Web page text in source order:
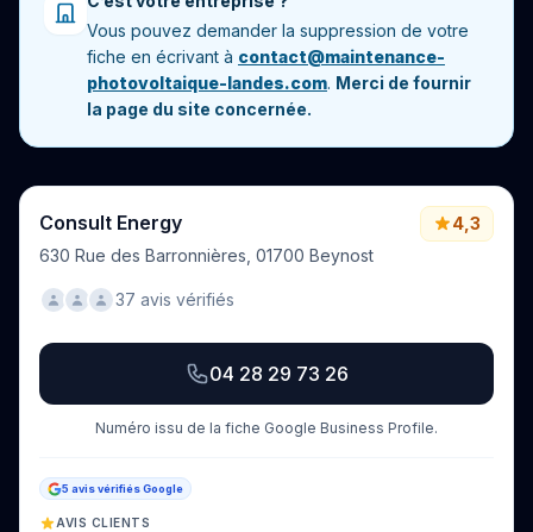
Vous pouvez demander la suppression de votre
fiche en écrivant à contact@maintenance-
photovoltaique-landes.com. Merci de fournir
la page du site concernée.
Consult Energy
630 Rue des Barronnières, 01700 Beynost
4,3
37 avis vérifiés
04 28 29 73 26
Numéro issu de la fiche Google Business Profile.
5 avis vérifiés Google
AVIS CLIENTS